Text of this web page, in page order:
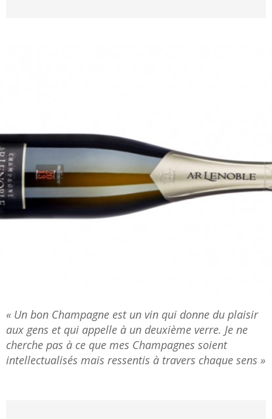
« Un bon Champagne est un vin qui donne du plaisir
aux gens et qui appelle à un deuxième verre. Je ne
cherche pas à ce que mes Champagnes soient
intellectualisés mais ressentis à travers chaque sens »